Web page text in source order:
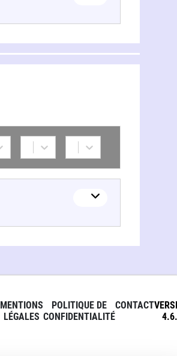
MENTIONS
LÉGALES
POLITIQUE DE
CONFIDENTIALITÉ
CONTACT